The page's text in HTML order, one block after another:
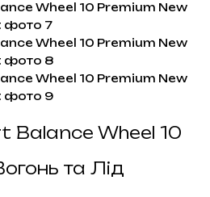
Balance Wheel 10
та Лід